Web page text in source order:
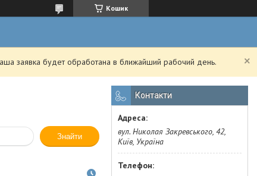
Кошик
заявка будет обработана в ближайший рабочий день.
Знайти
Контакти
вул. Николая Закревського, 42,
Київ, Україна